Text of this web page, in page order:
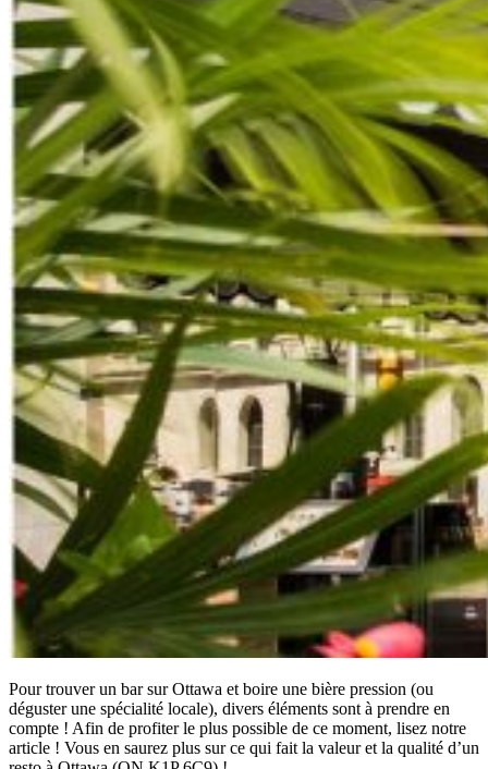
Pour trouver un bar sur Ottawa et boire une bière pression (ou
déguster une spécialité locale), divers éléments sont à prendre en
compte ! Afin de profiter le plus possible de ce moment, lisez notre
article ! Vous en saurez plus sur ce qui fait la valeur et la qualité d’un